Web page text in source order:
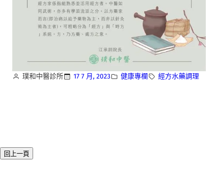
璞和中醫診所 17 7 月, 2023 健康專欄 經方水藥調理
回上一頁